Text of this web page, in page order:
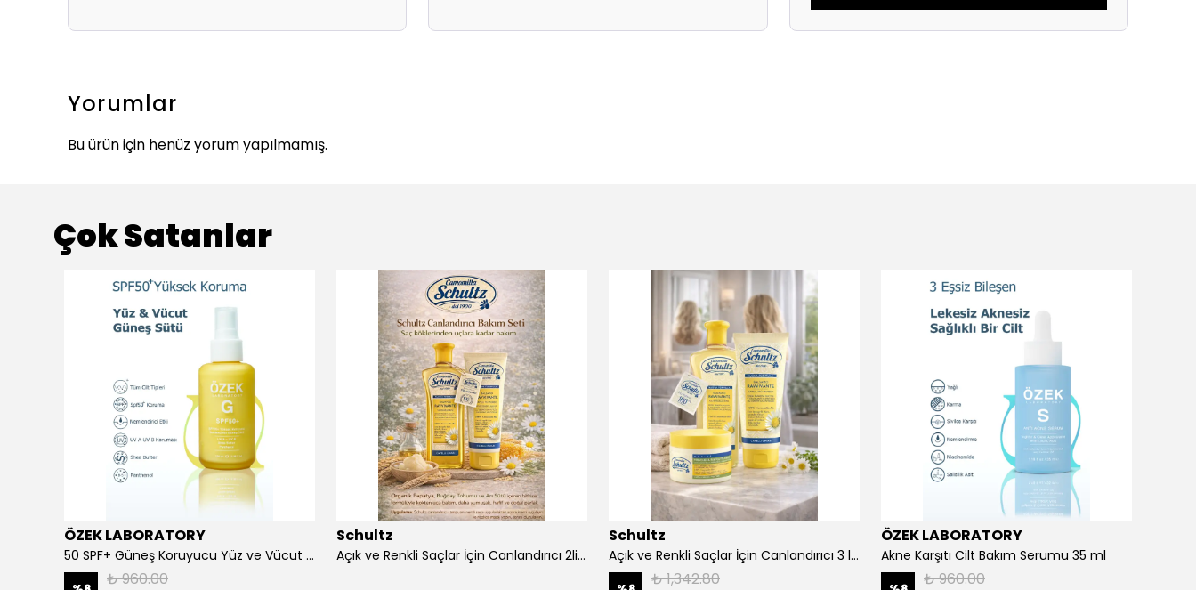
Yorumlar
Bu ürün için henüz yorum yapılmamış.
Çok Satanlar
ÖZEK LABORATORY
50 SPF+ Güneş Koruyucu Yüz ve Vücut Sütü 100 ml
₺ 960.00
Schultz
Açık ve Renkli Saçlar İçin Canlandırıcı 2li Bakım Seti Şampuan + Saç Kremi
Schultz
Açık ve Renkli Saçlar İçin Canlandırıcı 3 lü Bakım Seti Şampuan + Maske + Saç Kremi
₺ 1,342.80
ÖZEK LABORATORY
Akne Karşıtı Cilt Bakım Serumu 35 ml
₺ 960.00